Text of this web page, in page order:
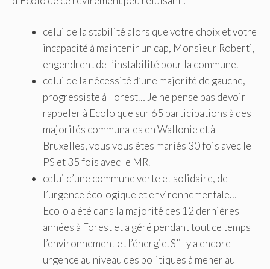
celui de la stabilité alors que votre choix et votre
incapacité à maintenir un cap, Monsieur Roberti,
engendrent de l’instabilité pour la commune.
celui de la nécessité d’une majorité de gauche,
progressiste à Forest… Je ne pense pas devoir
rappeler à Ecolo que sur 65 participations à des
majorités communales en Wallonie et à
Bruxelles, vous vous êtes mariés 30 fois avec le
PS et 35 fois avec le MR.
celui d’une commune verte et solidaire, de
l’urgence écologique et environnementale…
Ecolo a été dans la majorité ces 12 dernières
années à Forest et a géré pendant tout ce temps
l’environnement et l’énergie. S’il y a encore
urgence au niveau des politiques à mener au